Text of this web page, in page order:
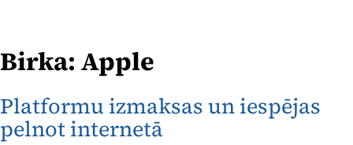
Birka: Apple
Platformu izmaksas un iespējas
pelnot internetā